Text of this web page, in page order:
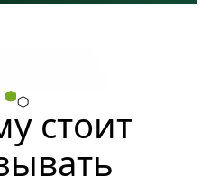
стоит